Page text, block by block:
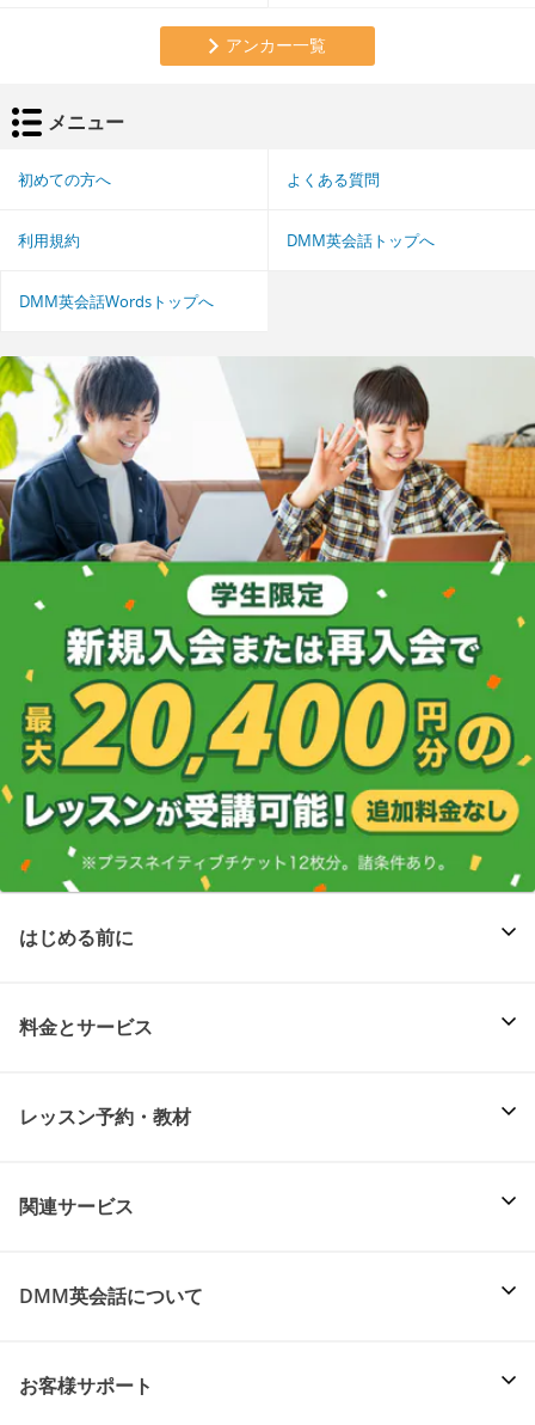
アンカー一覧
メニュー
初めての方へ よくある質問
利用規約 DMM英会話トップへ
DMM英会話Wordsトップへ
はじめる前に
料金とサービス
レッスン予約・教材
関連サービス
DMM英会話について
お客様サポート